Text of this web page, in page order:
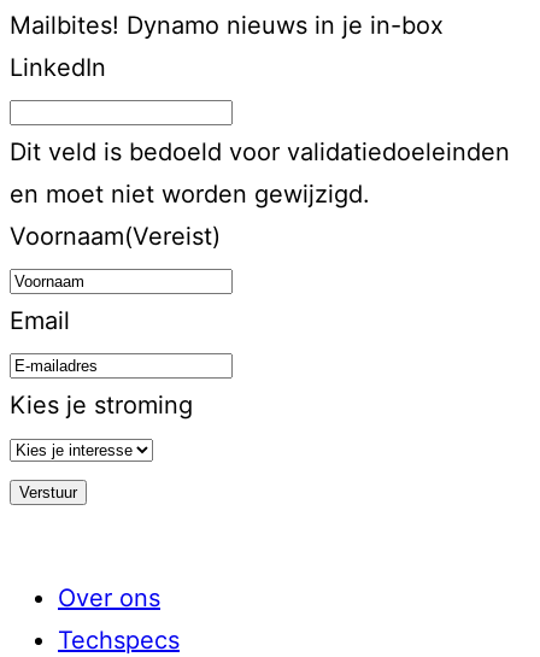
Mailbites! Dynamo nieuws in je in-box
LinkedIn
Dit veld is bedoeld voor validatiedoeleinden
en moet niet worden gewijzigd.
Voornaam(Vereist)
Email
Kies je stroming
Over ons
Techspecs